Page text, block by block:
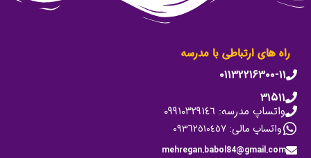
راه های ارتباطی با مدرسه
۰۱۱۳۲۲۱۶۳۰۰-۱۱
۳۱۵۱۱
واتساپ مدرسه: ٠٩٩١٠٣٢٩١٤٦
واتساپ مالی: ٠٩٣٦٢٥١٠٤٥٧
mehregan.babol84@gmail.com